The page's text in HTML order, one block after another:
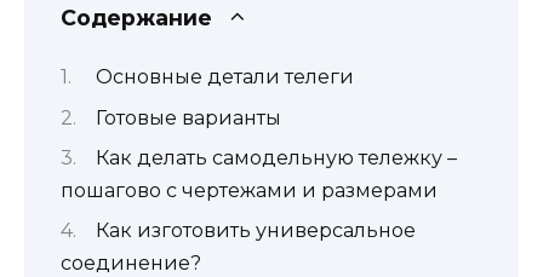
Содержание
Основные детали телеги
Готовые варианты
Как делать самодельную тележку –
пошагово с чертежами и размерами
Как изготовить универсальное
соединение?